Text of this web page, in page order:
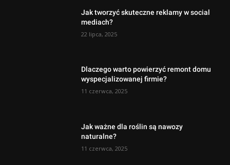
Jak tworzyć skuteczne reklamy w social
mediach?
22 lipca, 2025
Dlaczego warto powierzyć remont domu
wyspecjalizowanej firmie?
11 czerwca, 2025
Jak ważne dla roślin są nawozy
naturalne?
11 czerwca, 2025